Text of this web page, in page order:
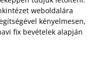
weboldalára
kényelmesen,
fix bevételek alapján